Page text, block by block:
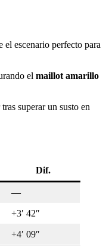
el escenario perfecto para
el maillot amarillo
superar un susto ​e​n
Dif.
—
+3′ 42″
+4′ 09″